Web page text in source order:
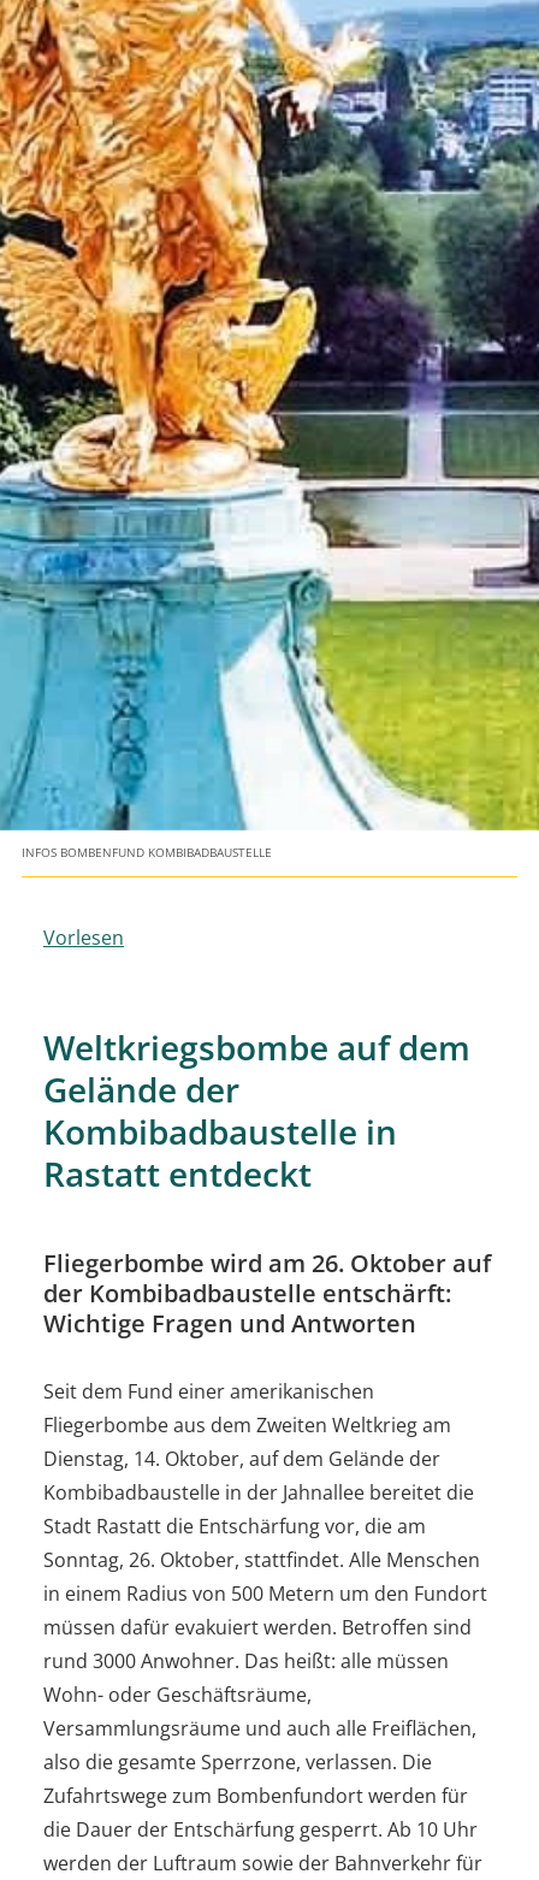
INFOS BOMBENFUND KOMBIBADBAUSTELLE
Vorlesen
Weltkriegsbombe auf dem
Gelände der
Kombibadbaustelle in
Rastatt entdeckt
Fliegerbombe wird am 26. Oktober auf
der Kombibadbaustelle entschärft:
Wichtige Fragen und Antworten
Seit dem Fund einer amerikanischen
Fliegerbombe aus dem Zweiten Weltkrieg am
Dienstag, 14. Oktober, auf dem Gelände der
Kombibadbaustelle in der Jahnallee bereitet die
Stadt Rastatt die Entschärfung vor, die am
Sonntag, 26. Oktober, stattfindet. Alle Menschen
in einem Radius von 500 Metern um den Fundort
müssen dafür evakuiert werden. Betroffen sind
rund 3000 Anwohner. Das heißt: alle müssen
Wohn- oder Geschäftsräume,
Versammlungsräume und auch alle Freiflächen,
also die gesamte Sperrzone, verlassen. Die
Zufahrtswege zum Bombenfundort werden für
die Dauer der Entschärfung gesperrt. Ab 10 Uhr
werden der Luftraum sowie der Bahnverkehr für